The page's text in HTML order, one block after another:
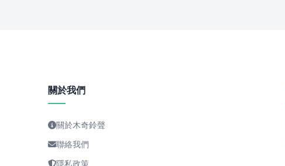
關於我們
關於木奇鈴聲
聯絡我們
隱私政策